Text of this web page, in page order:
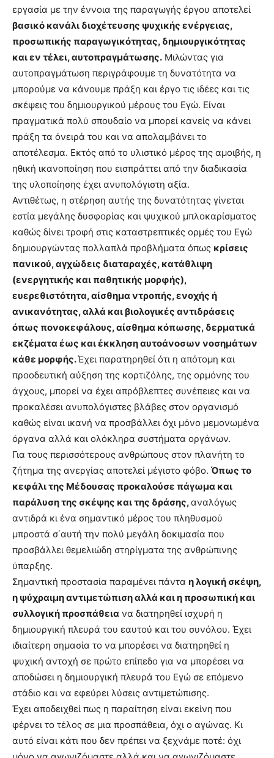
εργασία με την έννοια της παραγωγής έργου αποτελεί
βασικό κανάλι διοχέτευσης ψυχικής ενέργειας,
προσωπικής παραγωγικότητας, δημιουργικότητας
και εν τέλει, αυτοπραγμάτωσης. Μιλώντας για
αυτοπραγμάτωση περιγράφουμε τη δυνατότητα να
μπορούμε να κάνουμε πράξη και έργο τις ιδέες και τις
σκέψεις του δημιουργικού μέρους του Εγώ. Είναι
πραγματικά πολύ σπουδαίο να μπορεί κανείς να κάνει
πράξη τα όνειρά του και να απολαμβάνει το
αποτέλεσμα. Εκτός από το υλιστικό μέρος της αμοιβής, η
ηθική ικανοποίηση που εισπράττει από την διαδικασία
της υλοποίησης έχει ανυπολόγιστη αξία.
Αντιθέτως, η στέρηση αυτής της δυνατότητας γίνεται
εστία μεγάλης δυσφορίας και ψυχικού μπλοκαρίσματος
καθώς δίνει τροφή στις καταστρεπτικές ορμές του Εγώ
δημιουργώντας πολλαπλά προβλήματα όπως κρίσεις
πανικού, αγχώδεις διαταραχές, κατάθλιψη
(ενεργητικής και παθητικής μορφής),
ευερεθιστότητα, αίσθημα ντροπής, ενοχής ή
ανικανότητας, αλλά και βιολογικές αντιδράσεις
όπως πονοκεφάλους, αίσθημα κόπωσης, δερματικά
εκζέματα έως και έκκληση αυτοάνοσων νοσημάτων
κάθε μορφής.Έχει παρατηρηθεί ότι η απότομη και
προοδευτική αύξηση της κορτιζόλης, της ορμόνης του
άγχους, μπορεί να έχει απρόβλεπτες συνέπειες και να
προκαλέσει ανυπολόγιστες βλάβες στον οργανισμό
καθώς είναι ικανή να προσβάλλει όχι μόνο μεμονωμένα
όργανα αλλά και ολόκληρα συστήματα οργάνων.
Για τους περισσότερους ανθρώπους στον πλανήτη το
ζήτημα της ανεργίας αποτελεί μέγιστο φόβο. Όπως το
κεφάλι της Μέδουσας προκαλούσε πάγωμα και
παράλυση της σκέψης και της δράσης,αναλόγως
αντιδρά κι ένα σημαντικό μέρος του πληθυσμού
μπροστά σ΄αυτή την πολύ μεγάλη δοκιμασία που
προσβάλλει θεμελιώδη στηρίγματα της ανθρώπινης
ύπαρξης.
Σημαντική προστασία παραμένει πάντα η λογική σκέψη,
η ψύχραιμη αντιμετώπιση αλλά και η προσωπική και
συλλογική προσπάθεια να διατηρηθεί ισχυρή η
δημιουργική πλευρά του εαυτού και του συνόλου. Έχει
ιδιαίτερη σημασία το να μπορέσει να διατηρηθεί η
ψυχική αντοχή σε πρώτο επίπεδο για να μπορέσει να
απoδώσει η δημιουργική πλευρά του Εγώ σε επόμενο
στάδιο και να εφεύρει λύσεις αντιμετώπισης.
Έχει αποδειχθεί πως η παραίτηση είναι εκείνη που
φέρνει το τέλος σε μια προσπάθεια, όχι ο αγώνας. Κι
αυτό είναι κάτι που δεν πρέπει να ξεχνάμε ποτέ: όχι